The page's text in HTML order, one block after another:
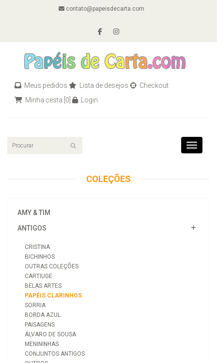
contato@papeisdecarta.com
Meus pedidos Lista de desejos
Checkout
Minha cesta [0] Login
Toggle
COLEÇÕES
AMY & TIM
ANTIGOS
CRISTINA
BICHINHOS
OUTRAS COLEÇÕES
CARTIUGE
BELAS ARTES
PAPÉIS CLARINHOS
SORRIA
BORDA AZUL
PAISAGENS
ÁLVARO DE SOUSA
MENININHAS
CONJUNTOS ANTIGOS